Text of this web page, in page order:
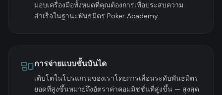
มอบเครื่องมือทั้งหมดที่คุณต้องการเพื่อประสบความ
สำเร็จในฐานะพันธมิตร Poker Academy
การจ่ายแบบขั้นบันได
เติบโตในโปรแกรมของเราโดยการเลื่อนระดับพันธมิตร
ยอดที่สูงขึ้นหมายถึงอัตราค่าคอมมิชชั่นที่สูงขึ้น — สูงสุด